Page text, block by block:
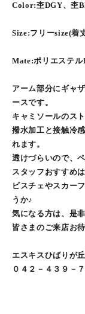
Color:杢DGY、杢
Size:フリーsize(着
Mate:ポリエステル
アーム部分にギャ
ースです。
キャミソールのス
撥水加工と接触冷
れます。
透けづらいので、
スタッフおすすめ
ビスチェやスカー
うか♪
気になる方は、是
皆さまのご来店お
エスキスひばりが
０４２－４３９－